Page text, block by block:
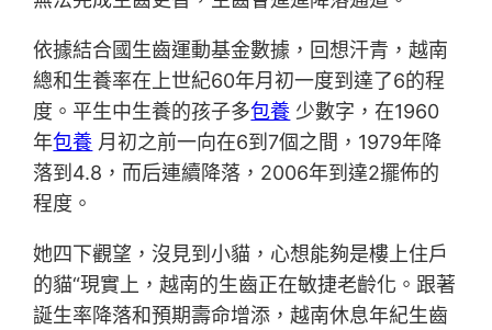
依據結合國生齒運動基金數據，回想汗青，越南
總和生養率在上世紀60年月初一度到達了6的程
度。平生中生養的孩子多包養 少數字，在1960
年包養 月初之前一向在6到7個之間，1979年降
落到4.8，而后連續降落，2006年到達2擺佈的
程度。
她四下觀望，沒見到小貓，心想能夠是樓上住戶
的貓“現實上，越南的生齒正在敏捷老齡化。跟著
誕生率降落和預期壽命增添，越南休息年紀生齒